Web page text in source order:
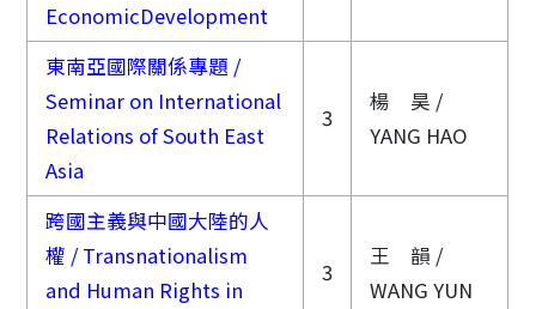
EconomicDevelopment
東南亞國際關係專題 /
Seminar on International
Relations of South East
Asia
3
楊 昊 /
YANG HAO
跨國主義與中國大陸的人
權 / Transnationalism
and Human Rights in
3
王 韻 /
WANG YUN